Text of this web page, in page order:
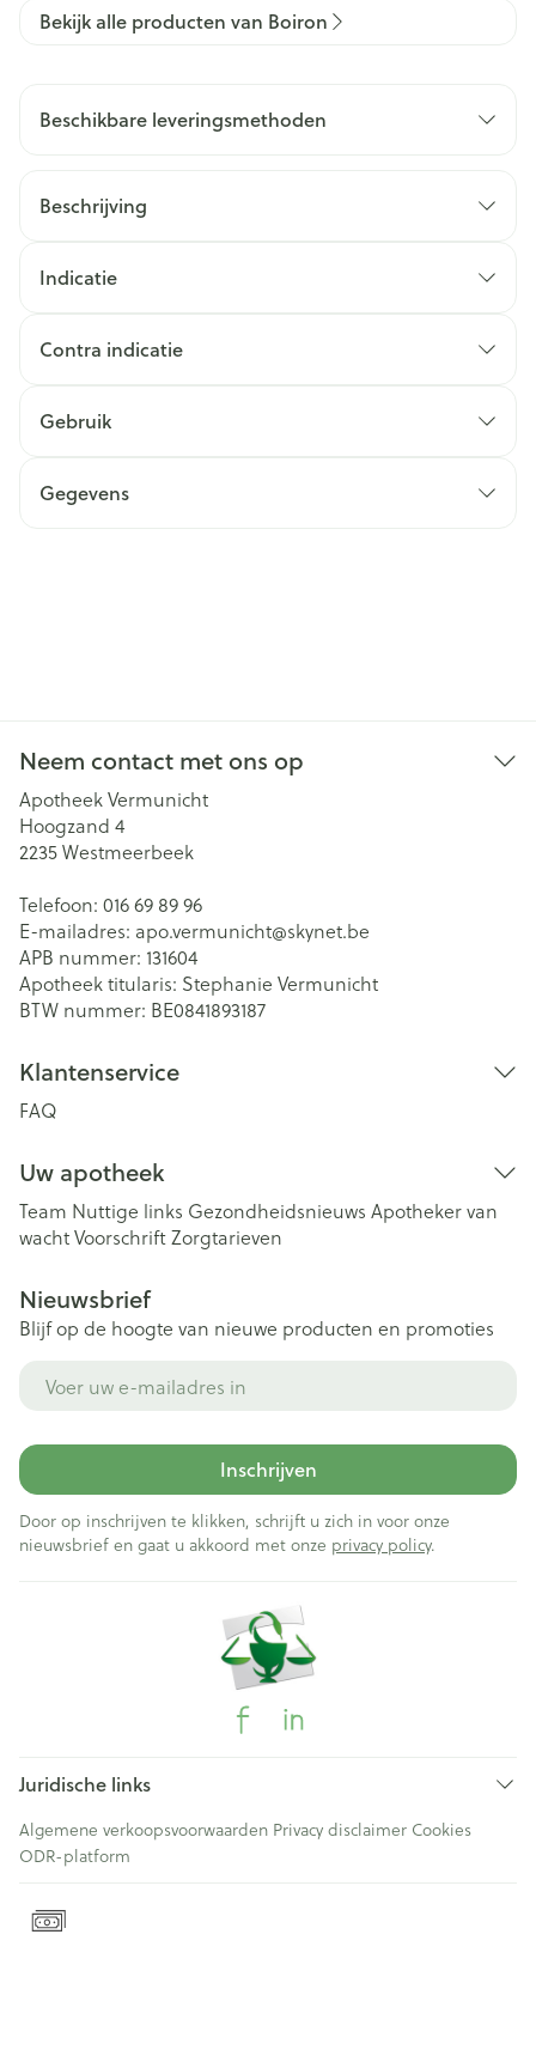
Bekijk alle producten van Boiron
Beschikbare leveringsmethoden
Beschrijving
Indicatie
Contra indicatie
Gebruik
Gegevens
Neem contact met ons op
Apotheek Vermunicht
Hoogzand 4
2235Westmeerbeek
Telefoon: 016 69 89 96
E-mailadres: apo.vermunicht@skynet.be
APB nummer: 131604
Apotheek titularis: Stephanie Vermunicht
BTW nummer: BE0841893187
Klantenservice
FAQ
Uw apotheek
Team Nuttige links Gezondheidsnieuws Apotheker van
wachtVoorschriftZorgtarieven
Nieuwsbrief
Blijf op de hoogte van nieuwe producten en promoties
Inschrijven
Door op inschrijven te klikken, schrijft u zich in voor onze
nieuwsbrief en gaat u akkoord met onze privacy policy.
Juridische links
Algemene verkoopsvoorwaarden Privacy disclaimer Cookies
ODR-platform